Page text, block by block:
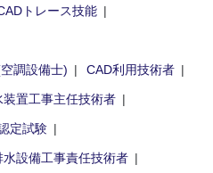
トレース技能
調設備士)
CAD利用技術者
装置工事主任技術者
定試験
水設備工事責任技術者